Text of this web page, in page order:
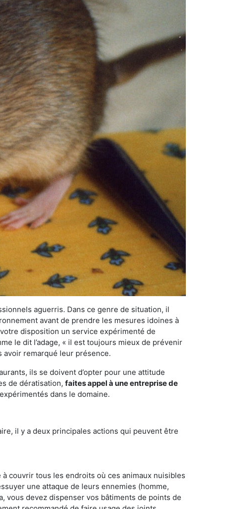
aguerris. Dans ce genre de situation, il
avant de prendre les mesures idoines à
disposition un service expérimenté de
le dit l’adage, « il est toujours mieux de prévenir
remarqué leur présence.
ils se doivent d’opter pour une attitude
de dératisation, faites appel à une entreprise de
dans le domaine.
il y a deux principales actions qui peuvent être
couvrir tous les endroits où ces animaux nuisibles
une attaque de leurs ennemies (homme,
vous devez dispenser vos bâtiments de points de